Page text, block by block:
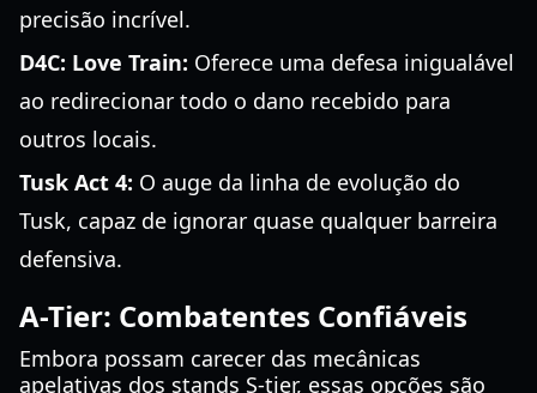
precisão incrível.
D4C: Love Train: Oferece uma defesa inigualável
ao redirecionar todo o dano recebido para
outros locais.
Tusk Act 4: O auge da linha de evolução do
Tusk, capaz de ignorar quase qualquer barreira
defensiva.
A-Tier: Combatentes Confiáveis
Embora possam carecer das mecânicas
apelativas dos stands S-tier, essas opções são